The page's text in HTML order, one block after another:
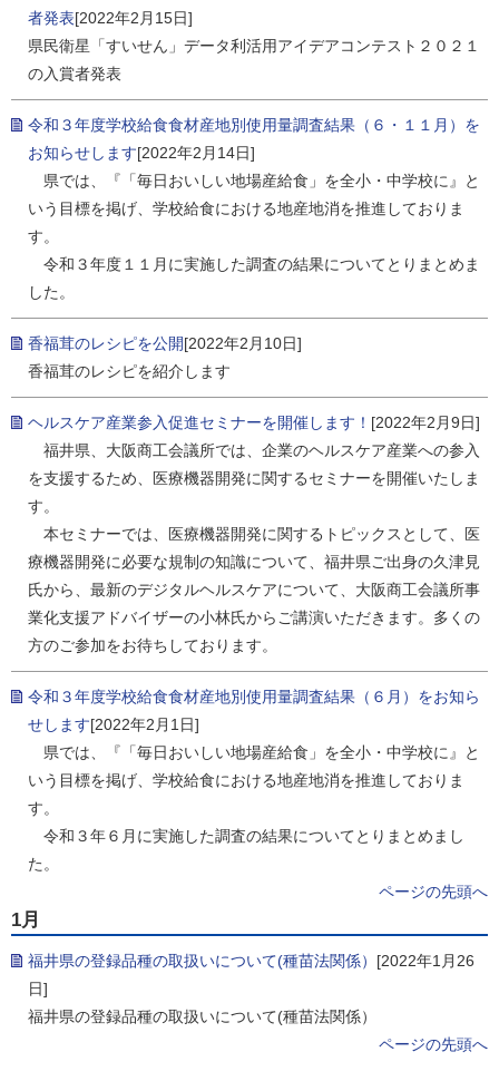
者発表[2022年2月15日]
県民衛星「すいせん」データ利活用アイデアコンテスト２０２１
の入賞者発表
令和３年度学校給食食材産地別使用量調査結果（６・１１月）を
お知らせします[2022年2月14日]
県では、『「毎日おいしい地場産給食」を全小・中学校に』と
いう目標を掲げ、学校給食における地産地消を推進しておりま
す。
令和３年度１１月に実施した調査の結果についてとりまとめま
した。
香福茸のレシピを公開[2022年2月10日]
香福茸のレシピを紹介します
ヘルスケア産業参入促進セミナーを開催します！ [2022年2月9日]
福井県、大阪商工会議所では、企業のヘルスケア産業への参入
を支援するため、医療機器開発に関するセミナーを開催いたしま
す。
本セミナーでは、医療機器開発に関するトピックスとして、医
療機器開発に必要な規制の知識について、福井県ご出身の久津見
氏から、最新のデジタルヘルスケアについて、大阪商工会議所事
業化支援アドバイザーの小林氏からご講演いただきます。多くの
方のご参加をお待ちしております。
令和３年度学校給食食材産地別使用量調査結果（６月）をお知ら
せします[2022年2月1日]
県では、『「毎日おいしい地場産給食」を全小・中学校に』と
いう目標を掲げ、学校給食における地産地消を推進しておりま
す。
令和３年６月に実施した調査の結果についてとりまとめまし
た。
ページの先頭へ
1月
福井県の登録品種の取扱いについて(種苗法関係） [2022年1月26
日]
福井県の登録品種の取扱いについて(種苗法関係）
ページの先頭へ